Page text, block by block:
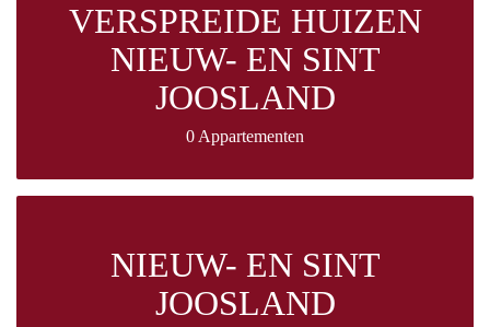
VERSPREIDE HUIZEN
NIEUW- EN SINT
JOOSLAND
0 Appartementen
NIEUW- EN SINT
JOOSLAND